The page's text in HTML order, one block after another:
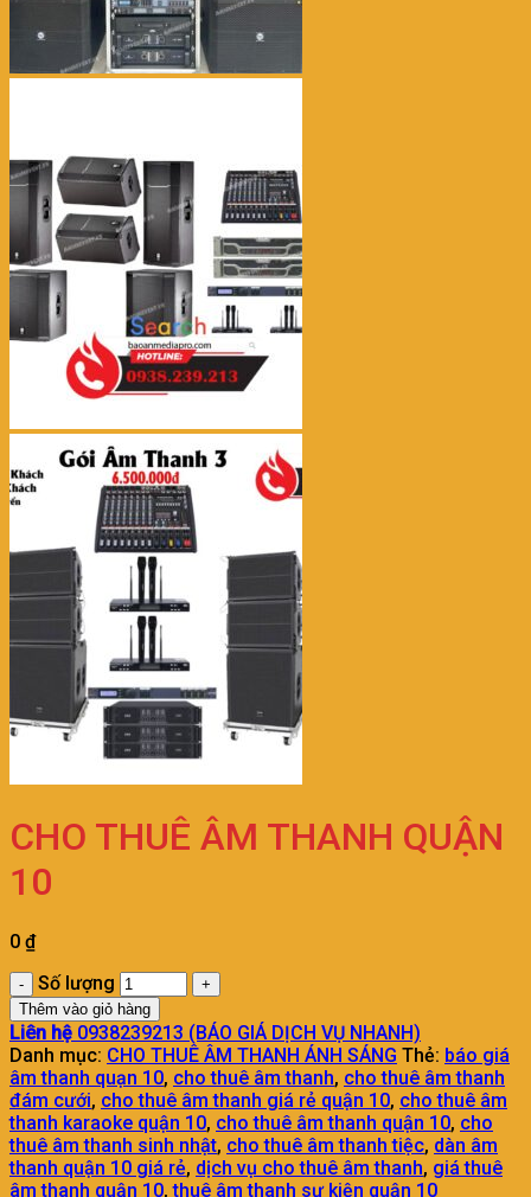
CHO THUÊ ÂM THANH QUẬN
10
0 ₫
Số lượng
Thêm vào giỏ hàng
Liên hệ 0938239213 (BÁO GIÁ DỊCH VỤ NHANH)
Danh mục: CHO THUÊ ÂM THANH ÁNH SÁNG Thẻ: báo giá
âm thanh quạn 10, cho thuê âm thanh, cho thuê âm thanh
đám cưới, cho thuê âm thanh giá rẻ quận 10, cho thuê âm
thanh karaoke quận 10, cho thuê âm thanh quận 10, cho
thuê âm thanh sinh nhật, cho thuê âm thanh tiệc, dàn âm
thanh quận 10 giá rẻ, dịch vụ cho thuê âm thanh, giá thuê
âm thanh quận 10,thuê âm thanh sự kiện quận 10